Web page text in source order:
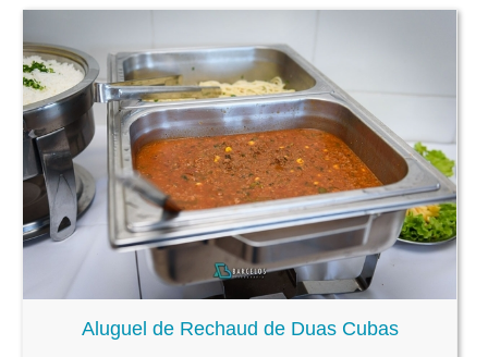
Aluguel de Rechaud de Duas Cubas